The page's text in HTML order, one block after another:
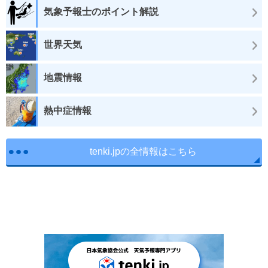
気象予報士のポイント解説
世界天気
地震情報
熱中症情報
tenki.jpの全情報はこちら